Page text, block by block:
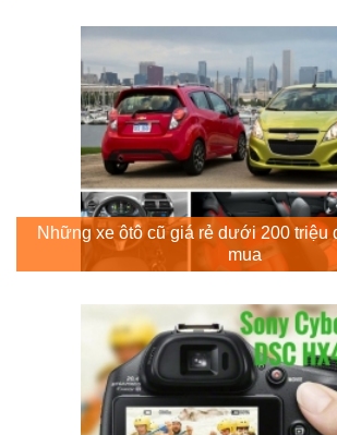
Những xe ôtô cũ giá rẻ dưới 200 triệu
mua